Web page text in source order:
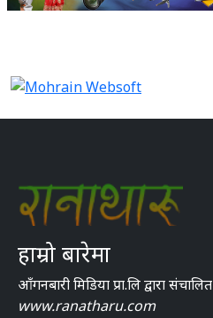
हाम्रो बारेमा
आँगनबारी मिडिया प्रा.लि द्वारा संचालित
www.ranatharu.com